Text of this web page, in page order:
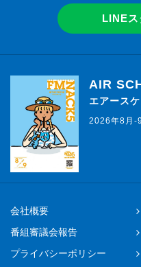
LINEス
AIR
エアース
2026年8月-
会社概要
番組審議会報告
プライバシーポリシー